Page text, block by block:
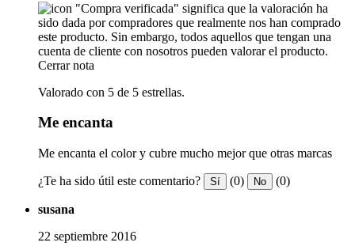
"Compra verificada" significa que la valoración ha
sido dada por compradores que realmente nos han comprado
este producto. Sin embargo, todos aquellos que tengan una
cuenta de cliente con nosotros pueden valorar el producto.
Cerrar nota
Valorado con 5 de 5 estrellas.
Me encanta
Me encanta el color y cubre mucho mejor que otras marcas
¿Te ha sido útil este comentario? Sí (0) No (0)
susana
22 septiembre 2016